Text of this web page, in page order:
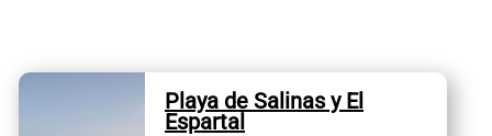
Playa de Salinas y El
Espartal